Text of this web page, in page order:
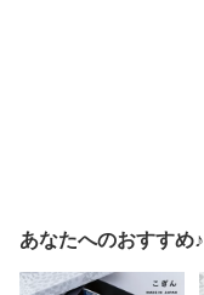
あなたへのおすすめ♪